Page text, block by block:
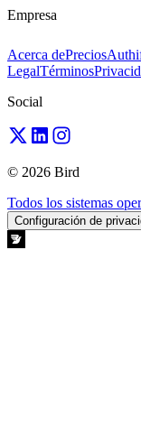
Empresa
Acerca dePrecios
LegalTérminos
Social
© 2026 Bird
Todos los sistemas
Configuración de